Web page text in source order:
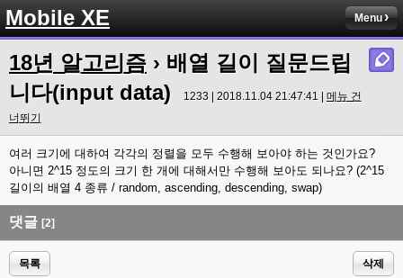
Mobile XE Menu
18년 알고리즘 › 배열 길이 질문드립
니다(input data)
1233 | 2018.11.04 21:47:41 | 메뉴 건
너뛰기
여러 크기에 대하여 각각의 정렬을 모두 수행해 보아야 하는 것인가요?
아니면 2^15 정도의 크기 한 개에 대해서만 수행해 보아도 되나요? (2^15
길이의 배열 4 종류 / random, ascending, descending, swap)
댓글 [2]
목록 삭제